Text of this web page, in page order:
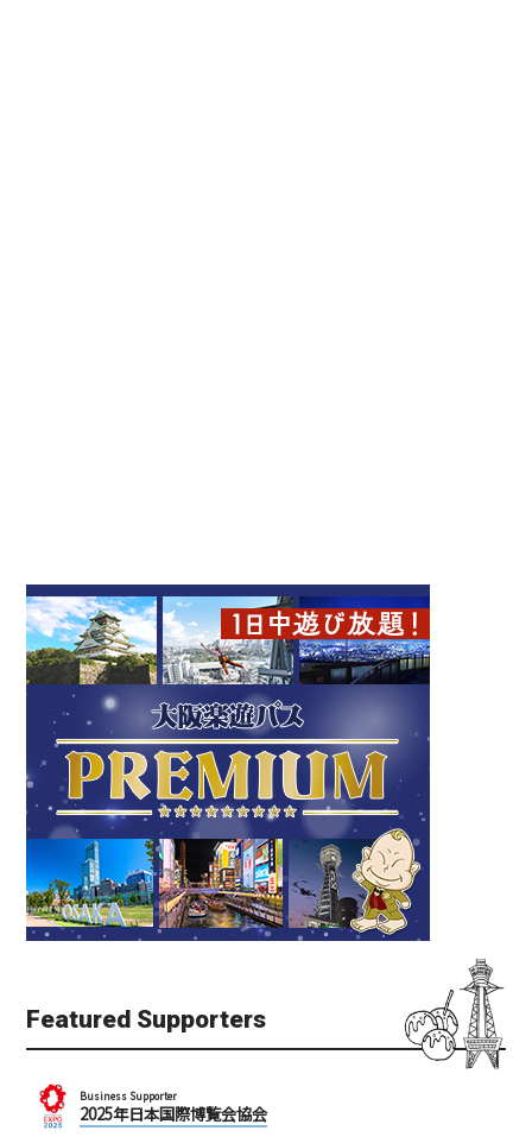
Featured Supporters
Business Supporter
2025年日本国際博覧会協会